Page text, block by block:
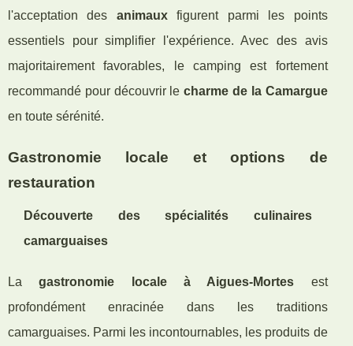
l'acceptation des animauxfigurent parmi les points
essentiels pour simplifier l'expérience. Avec des avis
majoritairement favorables, le camping est fortement
recommandé pour découvrir lecharme de la Camargue
en toute sérénité.
Gastronomie locale et options de
restauration
Découverte des spécialités culinaires
camarguaises
Lagastronomie locale à Aigues-Mortes est
profondément enracinée dans les traditions
camarguaises. Parmi les incontournables, les produits de